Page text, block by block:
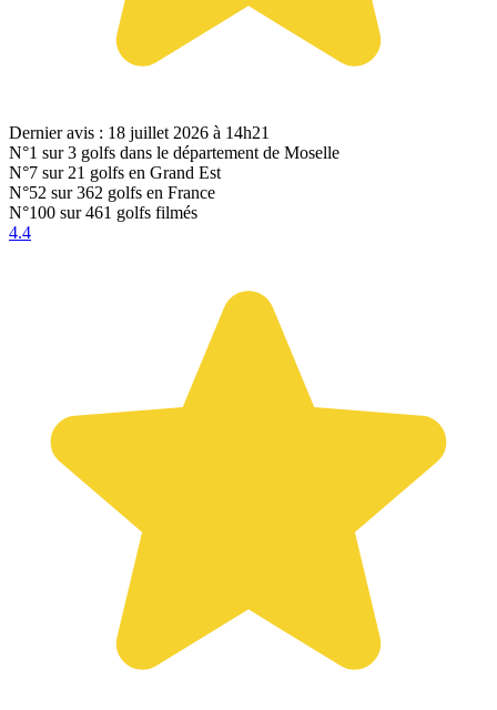
Dernier avis : 18 juillet 2026 à 14h21
N°1 sur 3 golfs dans le département de Moselle
N°7 sur 21 golfs en Grand Est
N°52 sur 362 golfs en France
N°100 sur 461 golfs filmés
4.4